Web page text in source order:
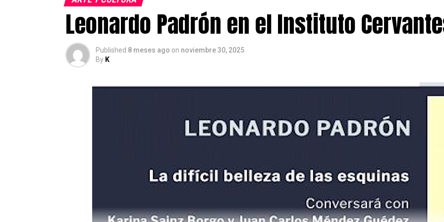
Leonardo Padrón en el Instituto
Published 8 meses ago on noviembre 30, 2025
By K